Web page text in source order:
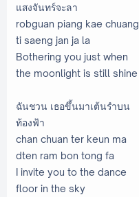
แสงจันทร์จะลา
robguan piang kae chuang
ti saeng jan ja la
Bothering you just when
the moonlight is still shine
ฉันชวน เธอขึ้นมาเต้นรำบน
ท้องฟ้า
chan chuan ter keun ma
dten ram bon tong fa
I invite you to the dance
floor in the sky